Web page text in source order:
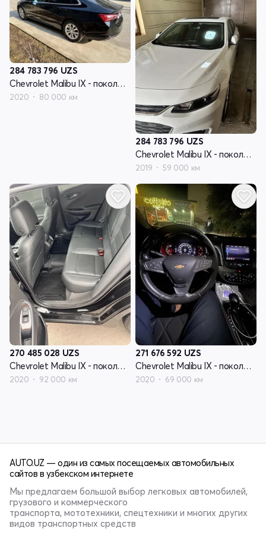
284 783 796 UZS
Chevrolet Malibu IX - поколение рестайлинг
2020 80 000 км
284 783 796 UZS
Chevrolet Malibu IX - поколение рестайлинг
2019 59 000 км
270 485 028 UZS
Chevrolet Malibu IX - поколение рестайлинг
2020 92 000 км
271 676 592 UZS
Chevrolet Malibu IX - поколение рестайлинг
2020 69 000 км
AUTO.UZ — один из самых посещаемых автомобильных
сайтов в узбекском интернете
Мы предлагаем большой выбор легковых автомобилей,
грузового и коммерческого
транспорта, мототехники, спецтехники и многих других
видов транспортных средств